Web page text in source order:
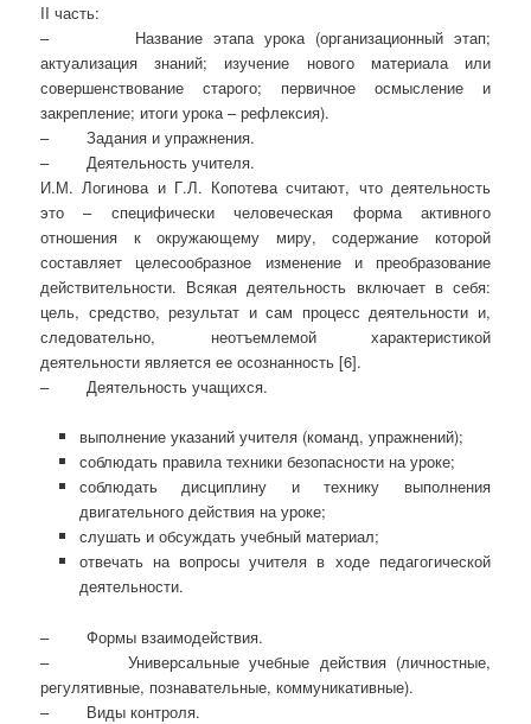
II часть:
– Название этапа урока (организационный этап;
актуализация знаний; изучение нового материала или
совершенствование старого; первичное осмысление и
закрепление; итоги урока – рефлексия).
– Задания и упражнения.
– Деятельность учителя.
И.М. Логинова и Г.Л. Копотева считают, что деятельность
это – специфически человеческая форма активного
отношения к окружающему миру, содержание которой
составляет целесооб­разное изменение и преобразование
действительности. Всякая деятельность включает в себя:
цель, средство, результат и сам процесс деятельности и,
следовательно, неотъемлемой характе­ристикой
деятельности является ее осознанность [6].
– Деятельность учащихся.
выполнение указаний учителя (команд, упражнений);
соблюдать правила техники безопасности на уроке;
соблюдать дисциплину и технику выполнения
двигательного действия на уроке;
слушать и обсуждать учебный материал;
отвечать на вопросы учителя в ходе педагогической
деятельности.
– Формы взаимодействия.
– Универсальные учебные действия (личностные,
регулятивные, познавательные, коммуникативные).
– Виды контроля.